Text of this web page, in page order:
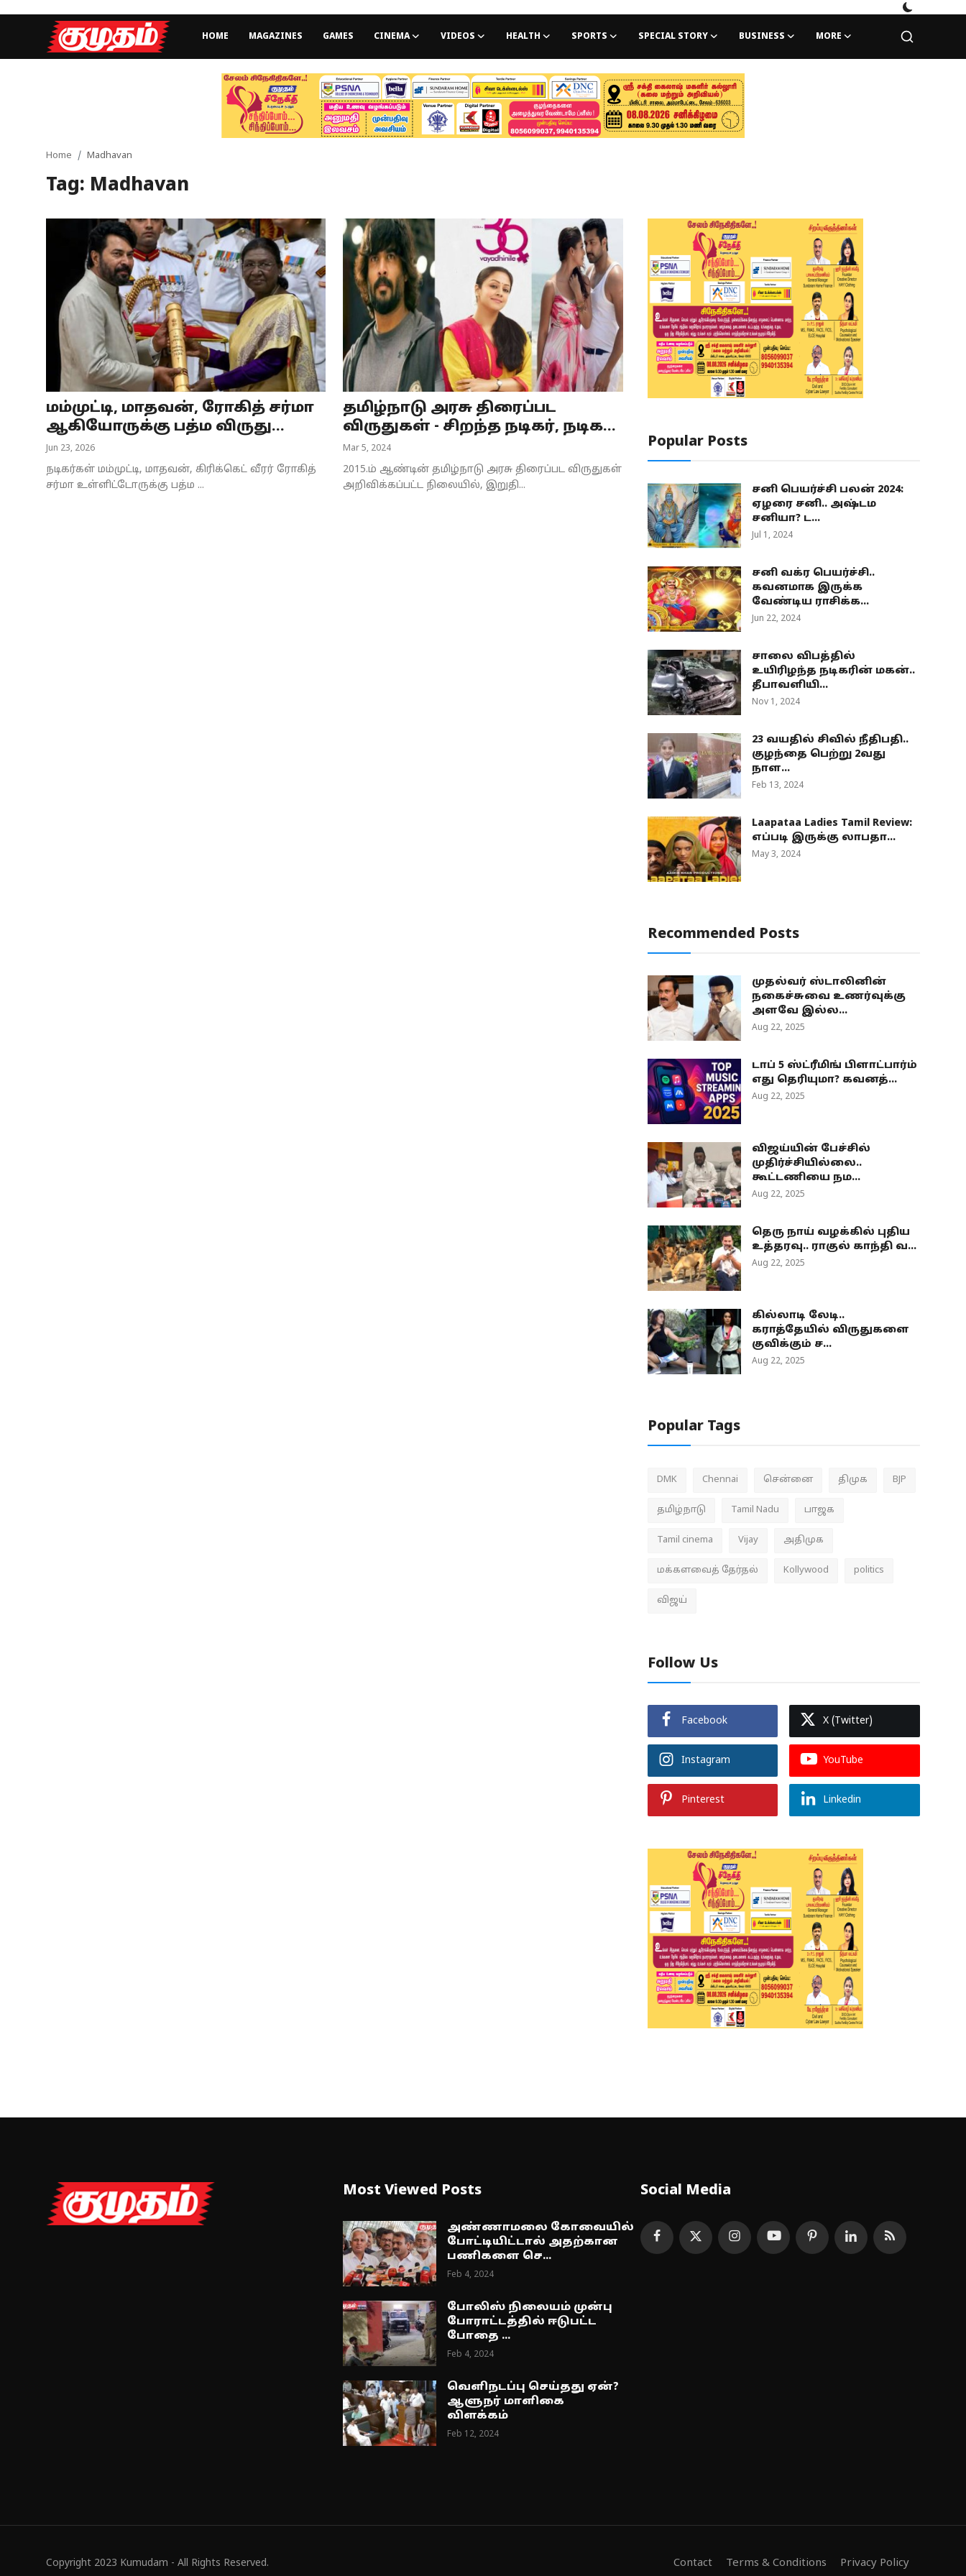
HOME MAGAZINES GAMES CINEMA VIDEOS HEALTH SPORTS SPECIAL STORY BUSINESS MORE
Games
Videos
Special Story
Business
Tamilnadu
National
Home Madhavan
Tag: Madhavan
மம்முட்டி, மாதவன், ரோகித் சர்மா
ஆகியோருக்கு பத்ம விருது...
Jun 23, 2026
நடிகர்கள் மம்முட்டி, மாதவன், கிரிக்கெட் வீரர் ரோகித்
சர்மா உள்ளிட்டோருக்கு பத்ம ...
தமிழ்நாடு அரசு திரைப்பட
விருதுகள் - சிறந்த நடிகர், நடிக...
Mar 5, 2024
2015.ம் ஆண்டின் தமிழ்நாடு அரசு திரைப்பட விருதுகள்
அறிவிக்கப்பட்ட நிலையில், இறுதி...
Popular Posts
சனி பெயர்ச்சி பலன் 2024:
ஏழரை சனி.. அஷ்டம
சனியா? ட...
Jul 1, 2024
சனி வக்ர பெயர்ச்சி..
கவனமாக இருக்க
வேண்டிய ராசிக்க...
Jun 22, 2024
சாலை விபத்தில்
உயிரிழந்த நடிகரின் மகன்..
தீபாவளியி...
Nov 1, 2024
23 வயதில் சிவில் நீதிபதி..
குழந்தை பெற்று 2வது
நாள...
Feb 13, 2024
Laapataa Ladies Tamil Review:
எப்படி இருக்கு லாபதா...
May 3, 2024
Recommended Posts
முதல்வர் ஸ்டாலினின்
நகைச்சுவை உணர்வுக்கு
அளவே இல்ல...
Aug 22, 2025
டாப் 5 ஸ்ட்ரீமிங் பிளாட்பார்ம்
எது தெரியுமா? கவனத்...
Aug 22, 2025
விஜய்யின் பேச்சில்
முதிர்ச்சியில்லை..
கூட்டணியை நம...
Aug 22, 2025
தெரு நாய் வழக்கில் புதிய
உத்தரவு.. ராகுல் காந்தி வ...
Aug 22, 2025
கில்லாடி லேடி..
கராத்தேயில் விருதுகளை
குவிக்கும் ச...
Aug 22, 2025
Popular Tags
DMK Chennai சென்னை திமுக BJP
தமிழ்நாடு Tamil Nadu பாஜக
Tamil cinema Vijay அதிமுக
மக்களவைத் தேர்தல் Kollywood politics
விஜய்
Follow Us
Facebook X (Twitter)
Instagram YouTube
Pinterest Linkedin
Most Viewed Posts
அண்ணாமலை கோவையில்
போட்டியிட்டால் அதற்கான
பணிகளை செ...
Feb 4, 2024
போலிஸ் நிலையம் முன்பு
போராட்டத்தில் ஈடுபட்ட
போதை ...
Feb 4, 2024
வெளிநடப்பு செய்தது ஏன்?
ஆளுநர் மாளிகை
விளக்கம்
Feb 12, 2024
Social Media
Copyright 2023 Kumudam - All Rights Reserved. Contact Terms & Conditions Privacy Policy